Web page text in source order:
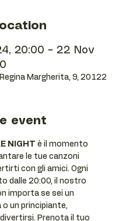
20:00 – 22 Nov
Regina Margherita, 9, 20122
event
NIGHT è il momento
le tue canzoni
con gli amici. Ogni
dalle 20:00, il nostro
importa se sei un
un principiante,
Prenota il tuo